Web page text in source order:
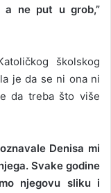
a ne put u grob,”
školskog
je da se ni ona ni
da treba što više
Denisa mi
Svake godine
njegovu sliku i